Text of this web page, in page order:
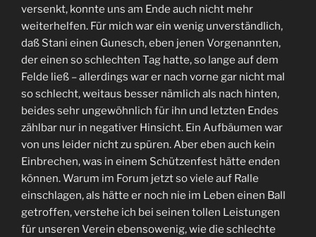
versenkt, konnte uns am Ende auch nicht mehr
weiterhelfen. Für mich war ein wenig unverständlich,
daß Stani einen Gunesch, eben jenen Vorgenannten,
der einen so schlechten Tag hatte, so lange auf dem
Felde ließ – allerdings war er nach vorne gar nicht mal
so schlecht, weitaus besser nämlich als nach hinten,
beides sehr ungewöhnlich für ihn und letzten Endes
zählbar nur in negativer Hinsicht. Ein Aufbäumen war
von uns leider nicht zu spüren. Aber eben auch kein
Einbrechen, was in einem Schützenfest hätte enden
können. Warum im Forum jetzt so viele auf Ralle
einschlagen, als hätte er noch nie im Leben einen Ball
getroffen, verstehe ich bei seinen tollen Leistungen
für unseren Verein ebensowenig, wie die schlechte